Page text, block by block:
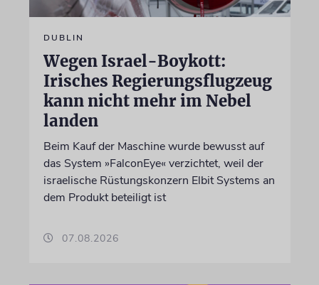
DUBLIN
Wegen Israel-Boykott:
Irisches Regierungsflugzeug
kann nicht mehr im Nebel
landen
Beim Kauf der Maschine wurde bewusst auf
das System »FalconEye« verzichtet, weil der
israelische Rüstungskonzern Elbit Systems an
dem Produkt beteiligt ist
07.08.2026